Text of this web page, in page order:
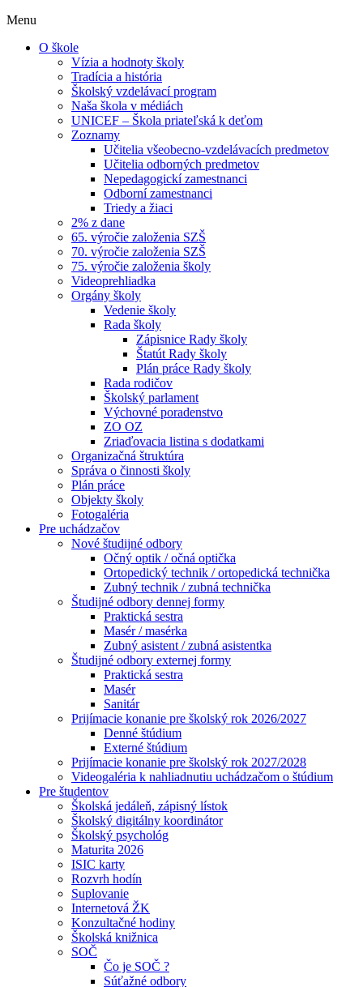
Menu
O škole
Vízia a hodnoty školy
Tradícia a história
Školský vzdelávací program
Naša škola v médiách
UNICEF – Škola priateľská k deťom
Zoznamy
Učitelia všeobecno-vzdelávacích predmetov
Učitelia odborných predmetov
Nepedagogickí zamestnanci
Odborní zamestnanci
Triedy a žiaci
2% z dane
65. výročie založenia SZŠ
70. výročie založenia SZŠ
75. výročie založenia školy
Videoprehliadka
Orgány školy
Vedenie školy
Rada školy
Zápisnice Rady školy
Štatút Rady školy
Plán práce Rady školy
Rada rodičov
Školský parlament
Výchovné poradenstvo
ZO OZ
Zriaďovacia listina s dodatkami
Organizačná štruktúra
Správa o činnosti školy
Plán práce
Objekty školy
Fotogaléria
Pre uchádzačov
Nové študijné odbory
Očný optik / očná optička
Ortopedický technik / ortopedická technička
Zubný technik / zubná technička
Študijné odbory dennej formy
Praktická sestra
Masér / masérka
Zubný asistent / zubná asistentka
Študijné odbory externej formy
Praktická sestra
Masér
Sanitár
Prijímacie konanie pre školský rok 2026/2027
Denné štúdium
Externé štúdium
Prijímacie konanie pre školský rok 2027/2028
Videogaléria k nahliadnutiu uchádzačom o štúdium
Pre študentov
Školská jedáleň, zápisný lístok
Školský digitálny koordinátor
Školský psychológ
Maturita 2026
ISIC karty
Rozvrh hodín
Suplovanie
Internetová ŽK
Konzultačné hodiny
Školská knižnica
SOČ
Čo je SOČ ?
Súťažné odbory